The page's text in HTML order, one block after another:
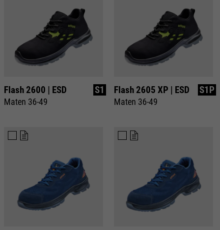
Flash 2600 | ESD
Maten 36-49
S1 Flash 2605 XP | ESD
Maten 36-49
S1P